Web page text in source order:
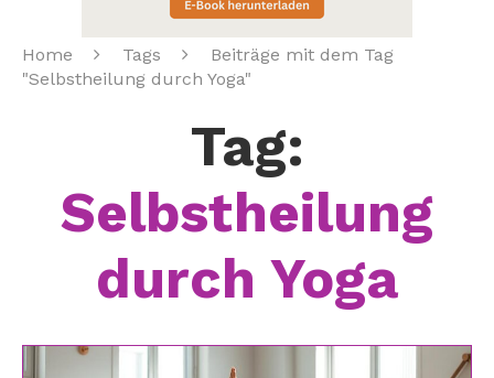
Home Tags
Beiträge mit dem Tag
"Selbstheilung durch Yoga"
Tag:
Selbstheilung
durch Yoga